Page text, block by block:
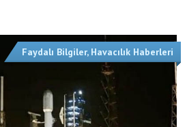
Faydalı Bilgiler, Havacılık Haberleri